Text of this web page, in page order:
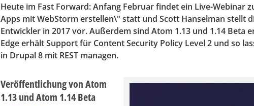
Heute im Fast Forward: Anfang Februar findet ein Live-Webinar
Apps mit WebStorm erstellen\" statt und Scott Hanselman stellt
Entwickler in 2017 vor. Außerdem sind Atom 1.13 und 1.14 Beta
Edge erhält Support für Content Security Policy Level 2 und so
in Drupal 8 mit REST managen.
Veröffentlichung von Atom
1.13 und Atom 1.14 Beta